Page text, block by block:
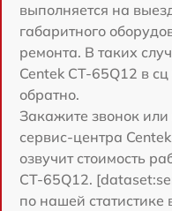
выполняется на
габаритного
ремонта. В таких
Centek CT-65Q12 в
обратно.
Закажите звонок
сервис-центра
озвучит стоимость
CT-65Q12.
по нашей